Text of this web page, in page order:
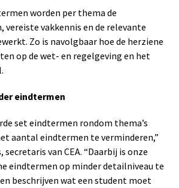
worden per thema de
vakkennis en de relevante
Zo is navolgbaar hoe de herziene
op de wet- en regelgeving en het
eindtermen
set eindtermen rondom thema’s
aantal eindtermen te verminderen,”
van CEA. “Daarbij is onze
eindtermen op minder detailniveau te
beschrijven wat een student moet